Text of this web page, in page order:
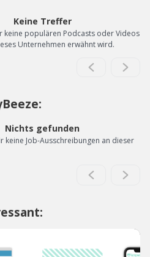
Keine Treffer
keine populären Podcasts oder Videos
Unternehmen erwähnt wird.
Nichts gefunden
keine Job-Ausschreibungen an dieser